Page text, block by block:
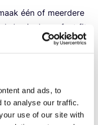
and ads, to
to analyse our traffic.
use of our site with
één of meer­de­re
basis de per­fect fit
door Ines
Cut­ting for Women’s